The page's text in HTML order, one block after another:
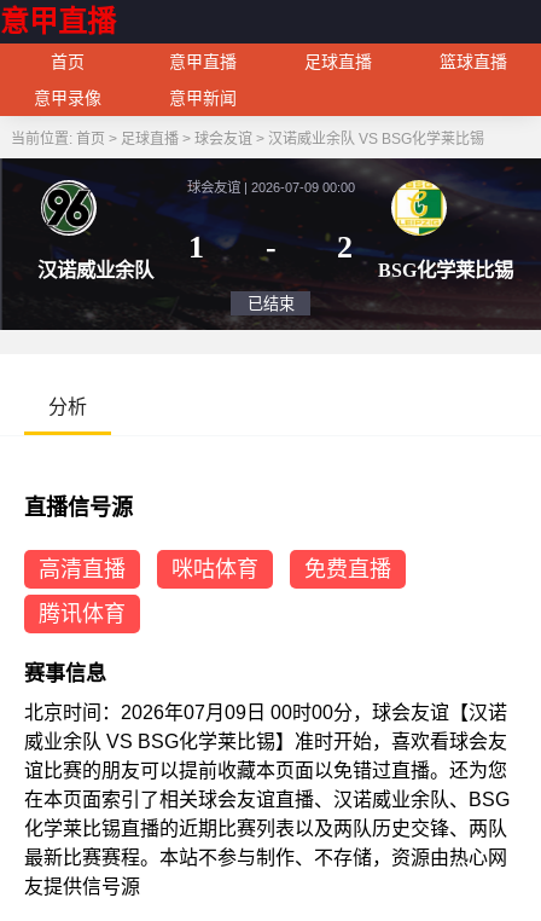
意甲直播
首页 意甲直播 足球直播
篮球直播
意甲录像
意甲新闻
当前位置: 首页 > 足球直播> 球会友谊 > 汉诺威业余队 VS BSG化学莱比锡
汉诺威业余队
球会友谊 | 2026-07-09 00:00
1
BSG化
分析
直播信号源
高清直播 咪咕体育
免费直播
腾讯体育
赛事信息
北京时间：2026年07月09日 00时00分，球会友谊【汉诺
威业余队 VS BSG化学莱比锡】准时开始，喜欢看球会友
谊比赛的朋友可以提前收藏本页面以免错过直播。还为您
在本页面索引了相关球会友谊直播、汉诺威业余队、BSG
化学莱比锡直播的近期比赛列表以及两队历史交锋、两队
最新比赛赛程。本站不参与制作、不存储，资源由热心网
友提供信号源